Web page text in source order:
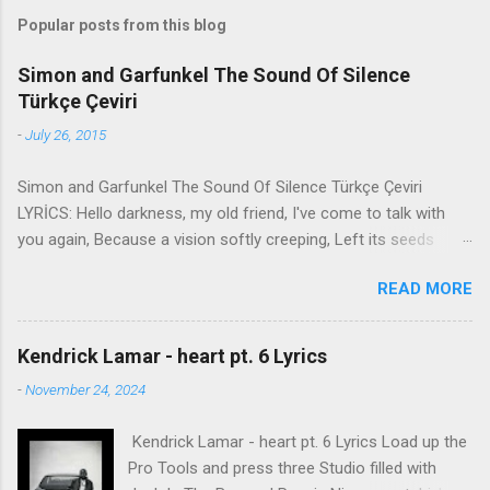
Popular posts from this blog
Simon and Garfunkel The Sound Of Silence
Türkçe Çeviri
-July 26, 2015
Simon and Garfunkel The Sound Of Silence Türkçe Çeviri
LYRİCS: Hello darkness, my old friend, I've come to talk with
you again, Because a vision softly creeping, Left its seeds
brain Still remains Within the sound of silence. In restless
dreams i walked alone Narrow streets of cobblestone, 'neath
the halo of a street lamp, I turned my collar to the cold and
damp When my eyes were stabbed by the flash of a neon light
That split the night And touched the sound of silence. And in
People talking without speaking, People hearing without
listening, People writing songs that voices never share And no
READ MORE
Kendrick Lamar - heart pt. 6 Lyrics
-November 24, 2024
Kendrick Lamar - heart pt. 6 Lyrics Load up the
Pro Tools and press three Studio filled with